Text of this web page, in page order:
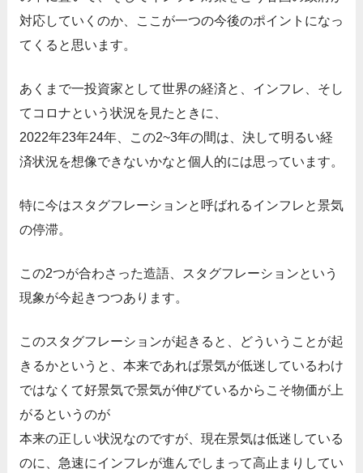
対応していくのか、ここが一つの今後のポイントになっ
てくると思います。
あくまで一投資家として世界の経済と、インフレ、そし
てコロナという状況を見たときに、
2022年23年24年、この2~3年の間は、決して明るい経
済状況を想像できないかなと個人的には思っています。
特に今はスタグフレーションと呼ばれるインフレと景気
の停滞。
この2つが合わさった造語、スタグフレーションという
現象が今起きつつあります。
このスタグフレーションが起きると、どういうことが起
きるかというと、本来であれば景気が低迷しているわけ
ではなくて好景気で景気が伸びているからこそ物価が上
がるというのが
本来の正しい状況なのですが、現在景気は低迷している
のに、急速にインフレが進んでしまって高止まりしてい